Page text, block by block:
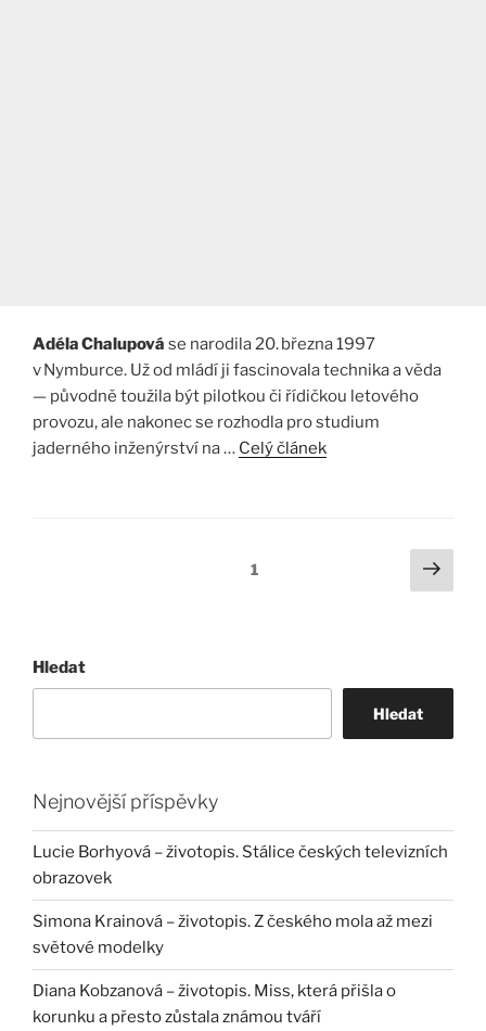
Adéla Chalupová se narodila 20. března 1997
v Nymburce. Už od mládí ji fascinovala technika a věda
— původně toužila být pilotkou či řídičkou letového
provozu, ale nakonec se rozhodla pro studium
jaderného inženýrství na … Celý článek
Stránka:1
Další
Hledat
Hledat
Nejnovější příspěvky
Lucie Borhyová – životopis. Stálice českých televizních
obrazovek
Simona Krainová – životopis. Z českého mola až mezi
světové modelky
Diana Kobzanová – životopis. Miss, která přišla o
korunku a přesto zůstala známou tváří